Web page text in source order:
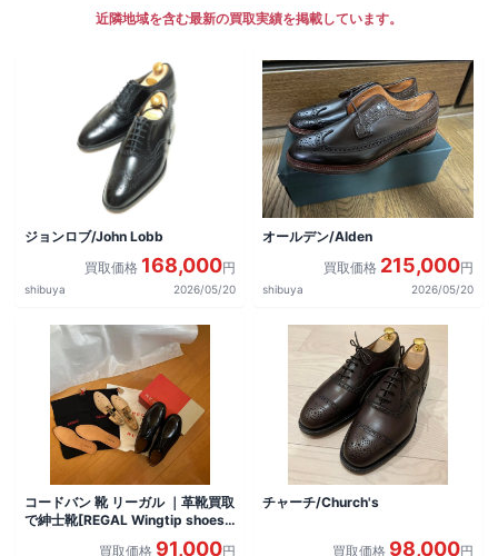
近隣地域を含む最新の買取実績を掲載しています。
ジョンロブ/John Lobb
買取価格 168,000円
shibuya 2026/05/20
オールデン/Alden
買取価格 215,000円
shibuya 2026/05/20
コードバン 靴 リーガル ｜革靴買取
で紳士靴[REGAL Wingtip shoes]
買取価格 91,000円
チャーチ/Church's
買取価格 98,000円